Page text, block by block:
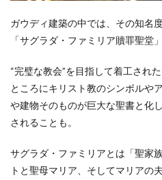
ガウディ建築の中では、その知名
「サグラダ・ファミリア贖罪聖堂」
“完璧な教会”を目指して着工され
ところにキリスト教のシンボルや
や建物そのものが巨大な聖書と化
されることも。
サグラダ・ファミリアとは「聖家
トと聖母マリア、そしてマリアの